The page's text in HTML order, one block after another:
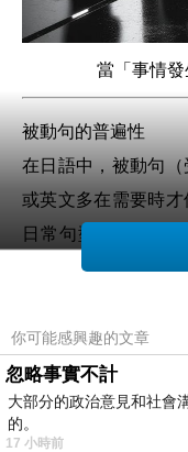
當「事情
被動句的普遍性
在日語中，被動句
或英文多在需要時
日常句型之一。例
到」，雖然雨並非
行動者「老師」。語
者」的弱化。
語言中的責任轉移
你可能感興趣的文章
忽略事實不計
大部分的政治意見和社會
的。
17 小時前